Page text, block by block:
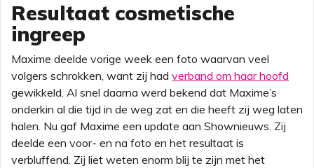
Resultaat cosmetische
ingreep
Maxime deelde vorige week een foto waarvan veel
volgers schrokken, want zij had verband om haar hoofd
gewikkeld. Al snel daarna werd bekend dat Maxime’s
onderkin al die tijd in de weg zat en die heeft zij weg laten
halen. Nu gaf Maxime een update aan Shownieuws. Zij
deelde een voor- en na foto en het resultaat is
verbluffend. Zij liet weten enorm blij te zijn met het